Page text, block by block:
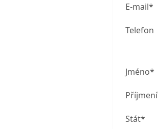
E-mail*
Telefon
Jméno*
Stát*